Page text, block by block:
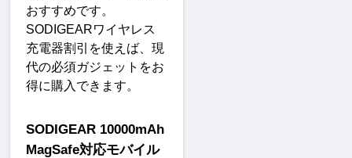
おすすめです。
SODIGEARワイヤレス
充電器割引を使えば、現
代の必須ガジェットをお
得に購入できます。
SODIGEAR 10000mAh
MagSafe対応モバイル